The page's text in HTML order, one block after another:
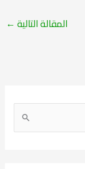
المقالة التالية←